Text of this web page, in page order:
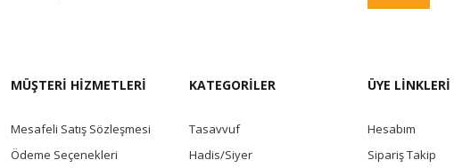
MÜŞTERİ HİZMETLERİ
Mesafeli Satış Sözleşmesi
Ödeme Seçenekleri
KATEGORİLER
Tasavvuf
Hadis/Siyer
ÜYE LİNKLERİ
Hesabım
Sipariş Takip